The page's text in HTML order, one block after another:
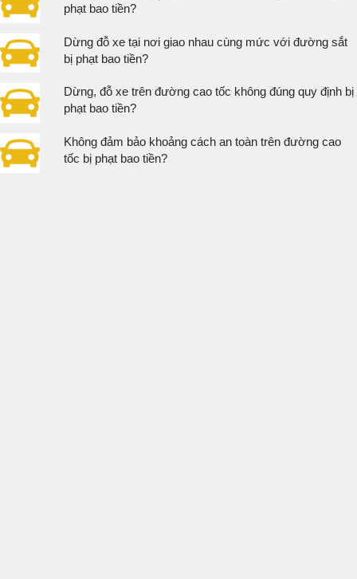
phạt bao tiền?
Dừng đỗ xe tại nơi giao nhau cùng mức với đường sắt
bị phạt bao tiền?
Dừng, đỗ xe trên đường cao tốc không đúng quy định bị
phạt bao tiền?
Không đảm bảo khoảng cách an toàn trên đường cao
tốc bị phạt bao tiền?